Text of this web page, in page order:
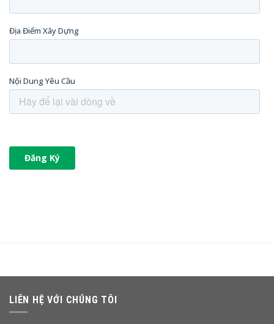
LIÊN HỆ VỚI CHÚNG TÔI